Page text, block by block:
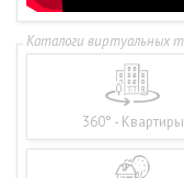
360° - Квартиры